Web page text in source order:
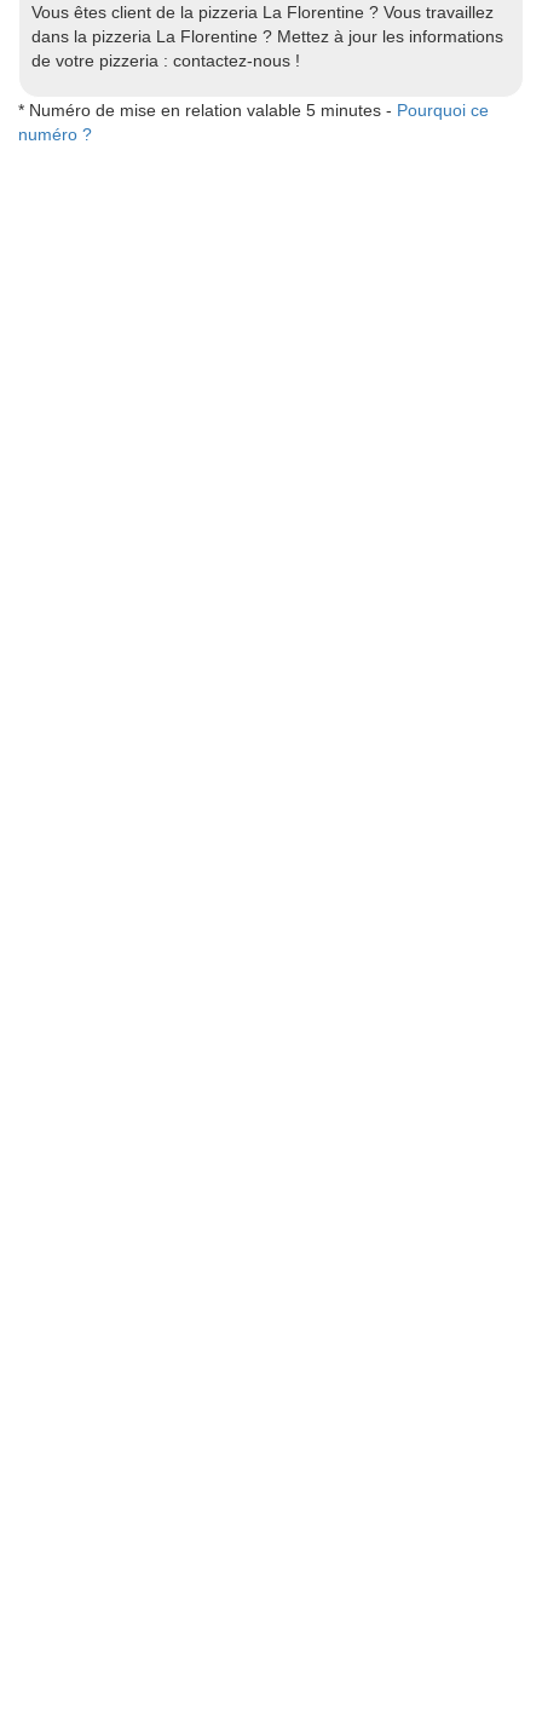
Vous êtes client de la pizzeria La Florentine ? Vous travaillez
dans la pizzeria La Florentine ? Mettez à jour les informations
de votre pizzeria : contactez-nous !
* Numéro de mise en relation valable 5 minutes - Pourquoi ce
numéro ?